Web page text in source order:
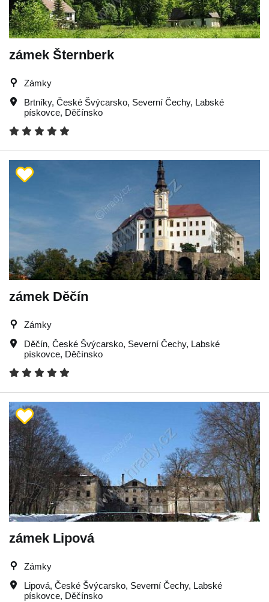
zámek Šternberk
Zámky
Brtníky, České Švýcarsko, Severní Čechy, Labské
pískovce, Děčínsko
zámek Děčín
Zámky
Děčín, České Švýcarsko, Severní Čechy, Labské
pískovce, Děčínsko
zámek Lipová
Zámky
Lipová, České Švýcarsko, Severní Čechy, Labské
pískovce, Děčínsko